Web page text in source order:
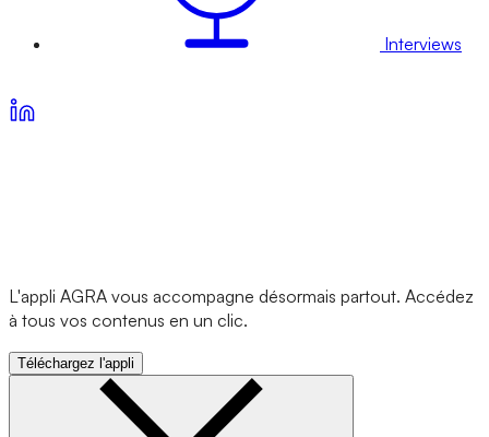
Interviews
L'appli AGRA vous accompagne désormais partout. Accédez
à tous vos contenus en un clic.
Téléchargez l'appli